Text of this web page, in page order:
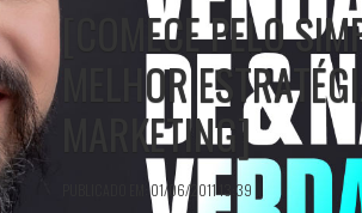
PODCAST
MEUS LIVROS
CONTATO
[COMECE PELO
MELHOR
MARKETING]
PUBLICADO EM: 01/06/2011 13:39